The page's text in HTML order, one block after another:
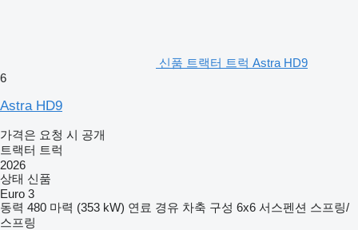
신품 트랙터 트럭 Astra HD9
6
Astra HD9
가격은 요청 시 공개
트랙터 트럭
2026
상태 신품
Euro 3
동력 480 마력 (353 kW) 연료 경유 차축 구성 6x6 서스펜션 스프링/
스프링